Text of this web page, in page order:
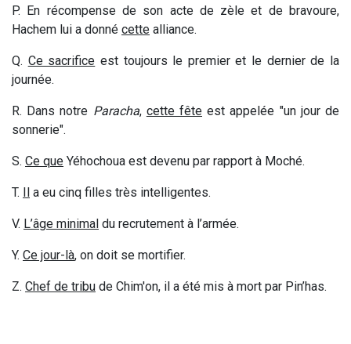
P. En récompense de son acte de zèle et de bravoure,
Hachem lui a donné cette alliance.
Q. Ce sacrifice est toujours le premier et le dernier de la
journée.
R. Dans notre Paracha, cette fête est appelée "un jour de
sonnerie".
S. Ce que Yéhochoua est devenu par rapport à Moché.
T. Il a eu cinq filles très intelligentes.
V. L’âge minimal du recrutement à l’armée.
Y. Ce jour-là, on doit se mortifier.
Z. Chef de tribu de Chim'on, il a été mis à mort par Pin’has.